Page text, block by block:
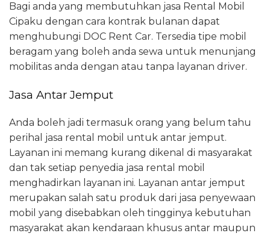
Bagi anda yang membutuhkan jasa Rental Mobil
Cipaku dengan cara kontrak bulanan dapat
menghubungi DOC Rent Car. Tersedia tipe mobil
beragam yang boleh anda sewa untuk menunjang
mobilitas anda dengan atau tanpa layanan driver.
Jasa Antar Jemput
Anda boleh jadi termasuk orang yang belum tahu
perihal jasa rental mobil untuk antar jemput.
Layanan ini memang kurang dikenal di masyarakat
dan tak setiap penyedia jasa rental mobil
menghadirkan layanan ini. Layanan antar jemput
merupakan salah satu produk dari jasa penyewaan
mobil yang disebabkan oleh tingginya kebutuhan
masyarakat akan kendaraan khusus antar maupun